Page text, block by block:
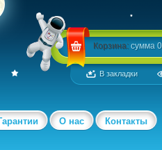
Корзина: сумма
В закладки
О нас Контакты